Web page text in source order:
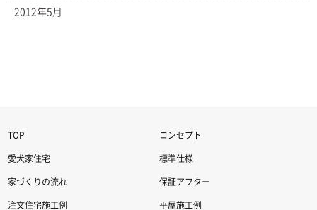
2012年5月
TOP コンセプト
愛犬家住宅 標準仕様
家づくりの流れ 保証アフター
注文住宅施工例 平屋施工例